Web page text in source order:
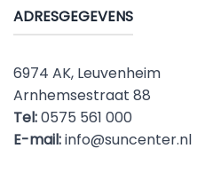
ADRESGEGEVENS
6974 AK, Leuvenheim
Arnhemsestraat 88
Tel:0575 561 000
E-mail:info@suncenter.nl